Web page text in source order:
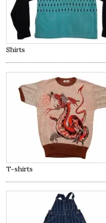
Shirts
T-shirts